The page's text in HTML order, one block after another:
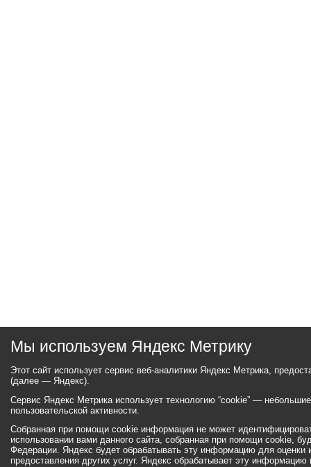
Мы используем Яндекс Метрику
Этот сайт использует сервис веб-аналитики Яндекс Метрика,
(далее — Яндекс).
Сервис Яндекс Метрика использует технологию “cookie” —
пользовательской активности.
Собранная при помощи cookie информация не может
использовании вами данного сайта, собранная при помощи cookie,
Федерации. Яндекс будет обрабатывать эту информацию для оценки
предоставления других услуг. Яндекс обрабатывает эту